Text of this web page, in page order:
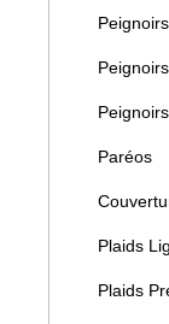
Paréos
Plaids
Plaids